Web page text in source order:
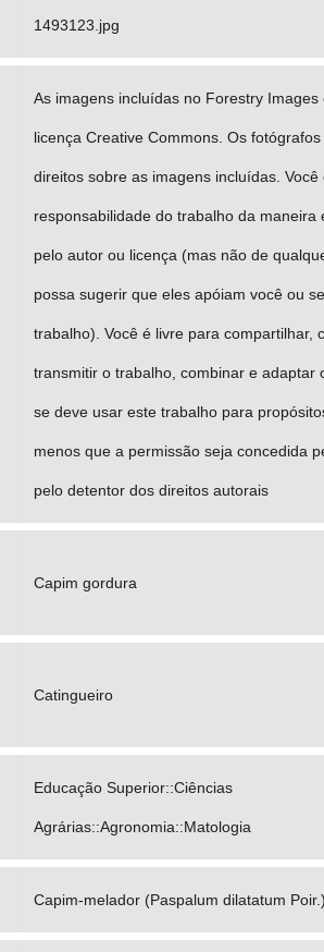
1493123.jpg
As imagens incluídas no Forestry Images
licença Creative Commons. Os
direitos sobre as imagens incluídas.
responsabilidade do trabalho da maneira
pelo autor ou licença (mas não de
possa sugerir que eles apóiam você ou
trabalho). Você é livre para compartilhar,
transmitir o trabalho, combinar e adaptar
se deve usar este trabalho para
menos que a permissão seja concedida
pelo detentor dos direitos autorais
Capim gordura
Catingueiro
Educação Superior::Ciências
Agrárias::Agronomia::Matologia
Capim-melador (Paspalum dilatatum